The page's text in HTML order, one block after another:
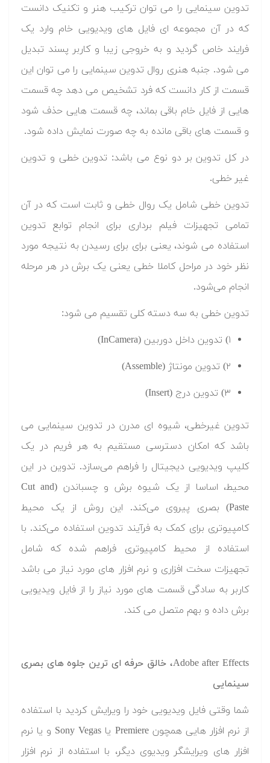
تدوین سینمایی را می توان ترکیب هنر و تکنیک دانست
که در آن مجموعه ای فایل های ویدیویی خام وارد یک
فرایند خاص گردید و به خروجی زیبا و کاربر پسند تبدیل
می شود. جنبه هنری روال تدوین سینمایی را می توان این
قسمت از کار دانست که فرد تشخیص می دهد چه قسمت
هایی از فایل خام باقی بماند، چه قسمت هایی حذف شود
و قسمت های باقی مانده به چه صورت نمایش داده شود.
در کل تدوین بر دو نوع می باشد: تدوین خطی و تدوین
غیر خطی.
تدوین خطی شامل یک روال خطی و ثابت است که در آن
تمامی تجهیزات فیلم برداری برای انجام توابع تدوین
استفاده می شوند، یعنی برای برای رسیدن به نتیجه مورد
نظر خود در مراحل کاملا خطی یعنی یک برش در هر مرحله
انجام می‌شود.
تدوین خطی به سه دسته کلی تقسیم می شود:
۱) تدوین داخل دوربین (InCamera)
۲) تدوین مونتاژ (Assemble)
۳) تدوین درج (Insert)
تدوین غیرخطی، شیوه ای مدرن در تدوین سینمایی می
باشد که امکان دسترسی مستقیم به هر فریم در یک
کلیپ ویدیویی دیجیتال را فراهم می‌سازد. تدوین در این
محیط، اساسا از یک شیوه برش و چسباندن (Cut and
Paste) بصری پیروی می‌کند. این روش از یک محیط
کامپیوتری برای کمک به فرآیند تدوین استفاده می‌کند. با
استفاده از محیط کامپیوتری فراهم شده که شامل
تجهیزات سخت افزاری و نرم افزار های مورد نیاز می باشد
کاربر به سادگی قسمت های مورد نیاز را از فایل ویدیویی
برش داده و بهم متصل می کند.
Adobe after Effects، خالق حرفه ای ترین جلوه های بصری
سینمایی
شما وقتی فایل ویدیویی خود را ویرایش کردید با استفاده
از نرم افزار هایی همچون Premiere یا Sony Vegas و یا نرم
افزار های ویرایشگر ویدیوی دیگر، با استفاده از نرم افزار